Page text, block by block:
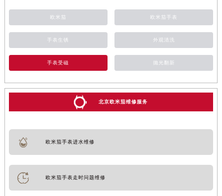
欧米茄 欧米茄手表
手表生锈 外观清洗
手表受磁 抛光翻新
北京欧米茄维修服务
欧米茄手表进水维修
欧米茄手表走时问题维修